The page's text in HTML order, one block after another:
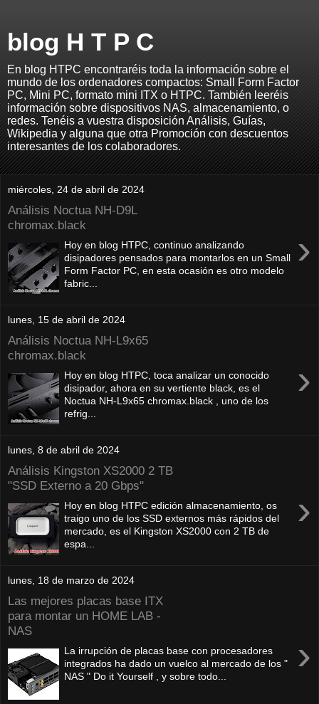
blog H T P C
En blog HTPC encontraréis toda la información sobre el
mundo de los ordenadores compactos: Small Form Factor
PC, Mini PC, formato mini ITX o HTPC. También leeréis
información sobre dispositivos NAS, almacenamiento, o
redes. Tenéis a vuestra disposición Análisis, Guías,
Wikipedia y alguna que otra Promoción con descuentos
interesantes de los colaboradores.
miércoles, 24 de abril de 2024
Análisis Noctua NH-D9L
chromax.black
›
Hoy en blog HTPC, continuo analizando
disipadores pensados para montarlos en un Small
Form Factor PC, en esta ocasión es otro modelo
fabric...
lunes, 15 de abril de 2024
Análisis Noctua NH-L9x65
chromax.black
›
Hoy en blog HTPC, toca analizar un conocido
disipador, ahora en su vertiente black, es el
Noctua NH-L9x65 chromax.black , uno de los
refrig...
lunes, 8 de abril de 2024
Análisis Kingston XS2000 2 TB
"SSD Externo a 20 Gbps"
›
Hoy en blog HTPC edición almacenamiento, os
traigo uno de los SSD externos más rápidos del
mercado, es el Kingston XS2000 con 2 TB de
espa...
lunes, 18 de marzo de 2024
Las mejores placas base ITX
para montar un HOME LAB -
NAS
›
La irrupción de placas base con procesadores
integrados ha dado un vuelco al mercado de los "
NAS " Do it Yourself , y sobre todo...